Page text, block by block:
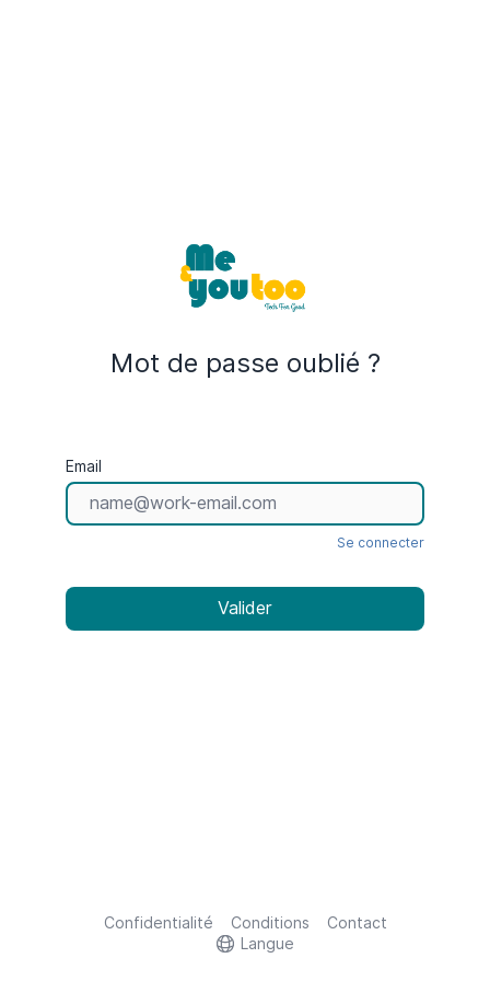
Mot de passe oublié ?
Email
Se connecter
Confidentialité Conditions
Contact
Langue